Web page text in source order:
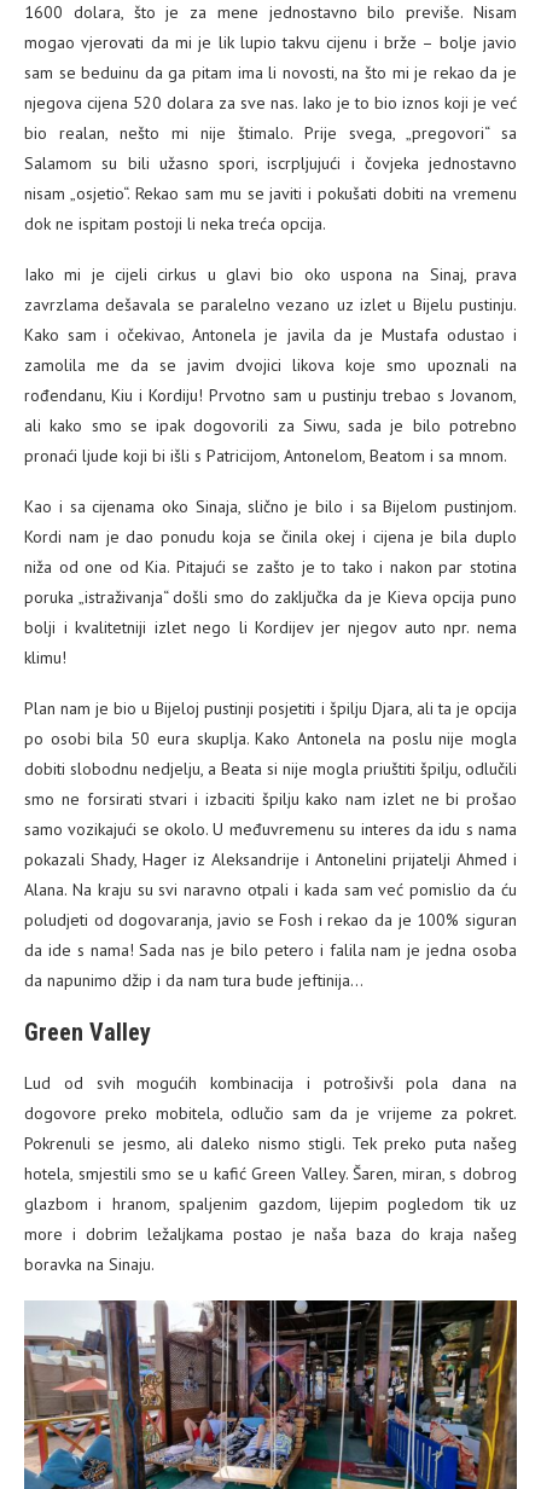
1600 dolara, što je za mene jednostavno bilo previše. Nisam
mogao vjerovati da mi je lik lupio takvu cijenu i brže – bolje javio
sam se beduinu da ga pitam ima li novosti, na što mi je rekao da je
njegova cijena 520 dolara za sve nas. Iako je to bio iznos koji je već
bio realan, nešto mi nije štimalo. Prije svega, „pregovori“ sa
Salamom su bili užasno spori, iscrpljujući i čovjeka jednostavno
nisam „osjetio“. Rekao sam mu se javiti i pokušati dobiti na vremenu
dok ne ispitam postoji li neka treća opcija.
Iako mi je cijeli cirkus u glavi bio oko uspona na Sinaj, prava
zavrzlama dešavala se paralelno vezano uz izlet u Bijelu pustinju.
Kako sam i očekivao, Antonela je javila da je Mustafa odustao i
zamolila me da se javim dvojici likova koje smo upoznali na
rođendanu, Kiu i Kordiju! Prvotno sam u pustinju trebao s Jovanom,
ali kako smo se ipak dogovorili za Siwu, sada je bilo potrebno
pronaći ljude koji bi išli s Patricijom, Antonelom, Beatom i sa mnom.
Kao i sa cijenama oko Sinaja, slično je bilo i sa Bijelom pustinjom.
Kordi nam je dao ponudu koja se činila okej i cijena je bila duplo
niža od one od Kia. Pitajući se zašto je to tako i nakon par stotina
poruka „istraživanja“ došli smo do zaključka da je Kieva opcija puno
bolji i kvalitetniji izlet nego li Kordijev jer njegov auto npr. nema
klimu!
Plan nam je bio u Bijeloj pustinji posjetiti i špilju Djara, ali ta je opcija
po osobi bila 50 eura skuplja. Kako Antonela na poslu nije mogla
dobiti slobodnu nedjelju, a Beata si nije mogla priuštiti špilju, odlučili
smo ne forsirati stvari i izbaciti špilju kako nam izlet ne bi prošao
samo vozikajući se okolo. U međuvremenu su interes da idu s nama
pokazali Shady, Hager iz Aleksandrije i Antonelini prijatelji Ahmed i
Alana. Na kraju su svi naravno otpali i kada sam već pomislio da ću
poludjeti od dogovaranja, javio se Fosh i rekao da je 100% siguran
da ide s nama! Sada nas je bilo petero i falila nam je jedna osoba
da napunimo džip i da nam tura bude jeftinija…
Green Valley
Lud od svih mogućih kombinacija i potrošivši pola dana na
dogovore preko mobitela, odlučio sam da je vrijeme za pokret.
Pokrenuli se jesmo, ali daleko nismo stigli. Tek preko puta našeg
hotela, smjestili smo se u kafić Green Valley. Šaren, miran, s dobrog
glazbom i hranom, spaljenim gazdom, lijepim pogledom tik uz
more i dobrim ležaljkama postao je naša baza do kraja našeg
boravka na Sinaju.